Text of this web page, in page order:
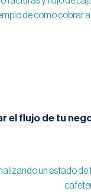
el flujo de tu